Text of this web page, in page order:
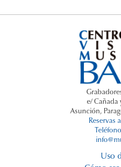
e/ Cañada
Asunción,
Reservas
Uso